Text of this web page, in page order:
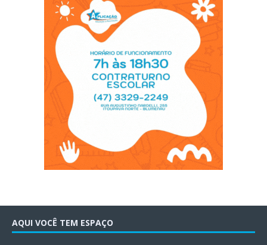
AQUI VOCÊ TEM ESPAÇO